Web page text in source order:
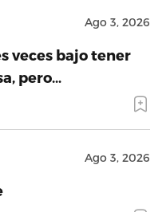
Ago 3, 2026
veces bajo tener
pero…
Ago 3, 2026